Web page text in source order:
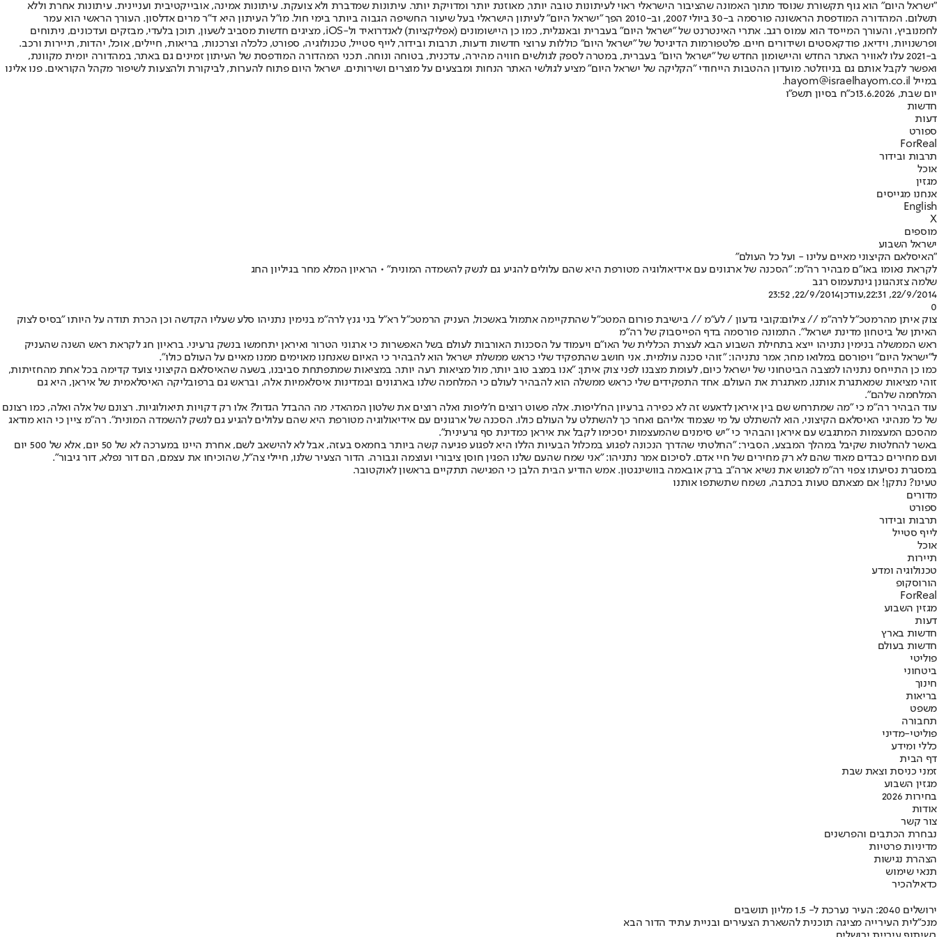
"ישראל היום" הוא גוף תקשורת שנוסד מתוך האמונה שהציבור הישראלי ראוי לעיתונות טובה יותר, מאוזנת יותר ומדויקת יותר. עיתונות שמדברת ולא צועקת. עיתונות אמינה, אובייקטיבית ועניינית. עיתונות אחרת וללא
תשלום. המהדורה המודפסת הראשונה פורסמה ב-30 ביולי 2007, וב-2010 הפך "ישראל היום" לעיתון הישראלי בעל שיעור החשיפה הגבוה ביותר בימי חול. מו"ל העיתון היא ד"ר מרים אדלסון. העורך הראשי הוא עמר
לחמנוביץ, והעורך המייסד הוא עמוס רגב. אתרי האינטרנט של "ישראל היום" בעברית ובאנגלית, כמו כן היישומונים (אפליקציות) לאנדרואיד ול-iOS, מציגים חדשות מסביב לשעון, תוכן בלעדי, מבזקים ועדכונים, ניתוחים
ופרשנויות, וידיאו, פודקאסטים ושידורים חיים. פלטפורמות הדיגיטל של "ישראל היום" כוללות ערוצי חדשות ודעות, תרבות ובידור, לייף סטייל, טכנולוגיה, ספורט, כלכלה וצרכנות, בריאות, חיילים, אוכל, יהדות, תיירות ורכב.
ב-2021 עלו לאוויר האתר החדש והיישומון החדש של "ישראל היום" בעברית, במטרה לספק לגולשים חוויה מהירה, עדכנית, בטוחה ונוחה. תכני המהדורה המודפסת של העיתון זמינים גם באתר, במהדורה יומית מקוונת,
ואפשר לקבל אותם גם בניוזלטר. מועדון ההטבות הייחודי "הקליקה של ישראל היום" מציע לגולשי האתר הנחות ומבצעים על מוצרים ושירותים. ישראל היום פתוח להערות, לביקורת ולהצעות לשיפור מקהל הקוראים. פנו אלינו
במייל hayom@israelhayom.co.il.
יום שבת, 13.6.2026
כ"ח בסיון תשפ"ו
חדשות
דעות
ספורט
ForReal
תרבות ובידור
אוכל
מגזין
אנחנו מגייסים
English
X
מוספים
ישראל השבוע
"האיסלאם הקיצוני מאיים עלינו - ועל כל העולם"
לקראת נאומו באו"ם מבהיר רה"מ: "הסכנה של ארגונים עם אידיאולוגיה מטורפת היא שהם עלולים להגיע גם לנשק להשמדה המונית" • הראיון המלא מחר בגיליון החג
שלמה צזנהגונן גינתעמוס רגב
22/9/2014, 22:31
,עודכן22/9/2014, 23:52
0
צוק איתן מהרמטכ"ל לרה"מ // צילום:קובי גדעון / לע"מ // בישיבת פורום המטכ"ל שהתקיימה אתמול באשכול, העניק הרמטכ"ל רא"ל בני גנץ לרה"מ בנימין נתניהו סלע שעליו הקדשה וכן הכרת תודה על היותו "בסיס לצוק
האיתן של ביטחון מדינת ישראל". התמונה פורסמה בדף הפייסבוק של רה"מ
ראש הממשלה בנימין נתניהו ייצא בתחילת השבוע הבא לעצרת הכללית של האו"ם ויעמוד על הסכנות האורבות לעולם בשל האפשרות כי ארגוני הטרור ואיראן יתחמשו בנשק גרעיני. בראיון חג לקראת ראש השנה שהעניק
ל"ישראל היום" ויפורסם במלואו מחר, אמר נתניהו: "זוהי סכנה עולמית. אני חושב שהתפקיד שלי כראש ממשלת ישראל הוא להבהיר כי האיום שאנחנו מאוימים ממנו מאיים על העולם כולו".
כמו כן התייחס נתניהו למצבה הביטחוני של ישראל כיום, לעומת מצבנו לפני צוק איתן: "אנו במצב טוב יותר, מול מציאות רעה יותר. במציאות שמתפתחת סביבנו, בשעה שהאיסלאם הקיצוני צועד קדימה בכל אחת מהחזיתות,
זוהי מציאות שמאתגרת אותנו, מאתגרת את העולם. אחד התפקידים שלי כראש ממשלה הוא להבהיר לעולם כי המלחמה שלנו בארגונים ובמדינות איסלאמיות אלה, ובראש גם ברפובליקה האיסלאמית של איראן, היא גם
המלחמה שלהם".
עוד הבהיר רה"מ כי "מה שמתרחש שם בין איראן לדאעש זה לא כפירה ברעיון הח'ליפות. אלה פשוט רוצים ח'ליפות ואלה רוצים את שלטון המהאדי. מה ההבדל הגדול? אלו רק דקויות תיאולוגיות. רצונם של אלה ואלה, כמו רצונם
של כל מנהיגי האיסלאם הקיצוני, הוא להשתלט על מי שצמוד אליהם ואחר כך להשתלט על העולם כולו. הסכנה של ארגונים עם אידיאולוגיה מטורפת היא שהם עלולים להגיע גם לנשק להשמדה המונית". רה"מ ציין כי הוא מודאג
מהסכם המעצמות המתגבש עם איראן והבהיר כי "יש סימנים שהמעצמות יסכימו לקבל את איראן כמדינת סף גרעינית".
באשר להחלטות שקיבל במהלך המבצע, הסביר: "החלטתי שהדרך הנכונה לפגוע במכלול הבעיות הללו היא לפגוע פגיעה קשה ביותר בחמאס בעזה, אבל לא להישאב לשם, אחרת היינו במערכה לא של 50 יום, אלא של 500 יום
ועם מחירים כבדים מאוד שהם לא רק מחירים של חיי אדם. לסיכום אמר נתניהו: "אני שמח שהעם שלנו הפגין חוסן ציבורי ועוצמה וגבורה. הדור הצעיר שלנו, חיילי צה"ל, שהוכיחו את עצמם, הם דור נפלא, דור גיבור".
במסגרת נסיעתו צפוי רה"מ לפגוש את נשיא ארה"ב ברק אובאמה בוושינגטון. אמש הודיע הבית הלבן כי הפגישה תתקיים בראשון לאוקטובר.
טעינו? נתקן! אם מצאתם טעות בכתבה, נשמח שתשתפו אותנו
מדורים
ספורט
תרבות ובידור
לייף סטייל
אוכל
תיירות
טכנולוגיה ומדע
הורוסקופ
ForReal
מגזין השבוע
דעות
חדשות בארץ
חדשות בעולם
פוליטי
ביטחוני
חינוך
בריאות
משפט
תחבורה
פוליטי-מדיני
כללי ומידע
דף הבית
זמני כניסת וצאת שבת
מגזין השבוע
בחירות 2026
אודות
צור קשר
נבחרת הכתבים והפרשנים
מדיניות פרטיות
הצהרת נגישות
תנאי שימוש
כדאילהכיר
ירושלים 2040: העיר נערכת ל- 1.5 מליון תושבים
מנכ"לית העירייה מציגה תוכנית להשארת הצעירים ובניית עתיד הדור הבא